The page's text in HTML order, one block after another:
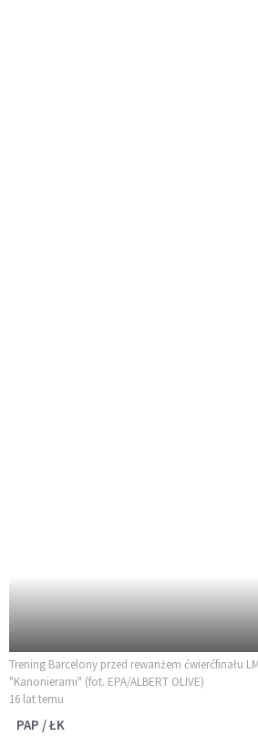
Trening Barcelony przed rewanżem ćwierćfinału
"Kanonierami" (fot. EPA/ALBERT OLIVE)
16 lat temu
PAP / ŁK